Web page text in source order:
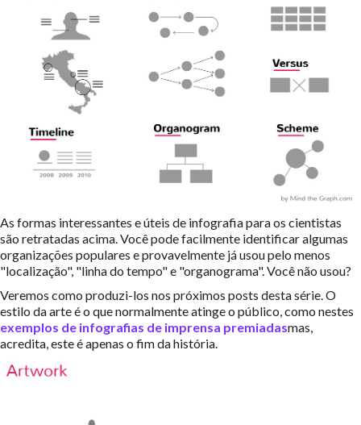
As formas interessantes e úteis de infografia para os cientistas
são retratadas acima. Você pode facilmente identificar algumas
organizações populares e provavelmente já usou pelo menos
"localização", "linha do tempo" e "organograma". Você não usou?
Veremos como produzi-los nos próximos posts desta série. O
estilo da arte é o que normalmente atinge o público, como nestes
exemplos de infografias de imprensa premiadasmas,
acredita, este é apenas o fim da história.